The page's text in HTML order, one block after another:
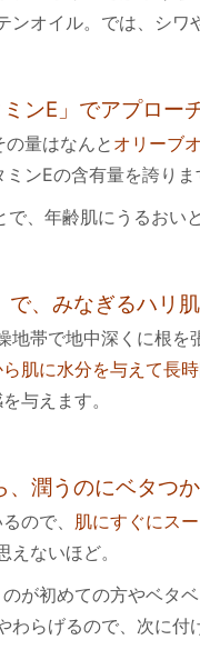
オイル。では、シ
ンE」でアプロー
量はなんと オリーブ
ンEの含有量を誇りま
、年齢肌にうるおい
、みなぎるハリ
帯で地中深くに根を
肌に水分を与えて長時
与えます。
潤うのにベタつ
ので、 肌にすぐにス
えないほど。
初めての方やベタ
らげるので、次に